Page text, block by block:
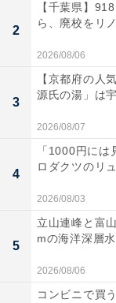
2
【千葉県】
ら、廃校をリ
2026/08/06
3
【京都府の人
源氏の湯」は
2026/08/07
4
「1000円に
ロダクツのリ
2026/08/03
5
立山連峰と富
mの海洋深層
2026/08/06
コンビニで買